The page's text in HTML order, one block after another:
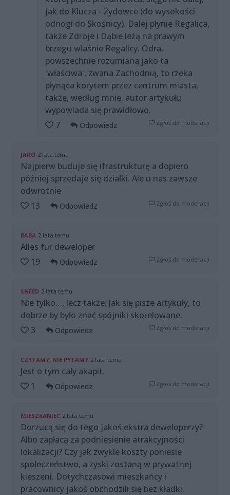
jak do Klucza - Żydowce (do wysokości
odnogi do Skośnicy). Dalej płynie Regalica,
także Zdroje i Dąbie leżą na prawym
brzegu właśnie Regalicy. Odra,
powszechnie rozumiana jako ta
'właściwa', zwana Zachodnią, to rzeka
płynąca korytem przez centrum miasta,
także, według mnie, autor artykułu
wypowiada się prawidłowo.
7
Odpowiedz Zgłoś do moderacji
JARO 2 lata temu
Najpierw buduje się ifrastrukturę a dopiero
później sprzedaje się działki. Ale u nas zawsze
odwrotnie
13
Odpowiedz Zgłoś do moderacji
BABA 2 lata temu
Alles fur deweloper
19
Odpowiedz Zgłoś do moderacji
SNEED 2 lata temu
Nie tylko…, lecz także. Jak się pisze artykuły, to
dobrze by było znać spójniki skorelowane.
3
Odpowiedz Zgłoś do moderacji
CZYTAMY, NIE PYTAMY 2 lata temu
Jest o tym cały akapit.
1
Odpowiedz Zgłoś do moderacji
MIESZKANIEC 2 lata temu
Dorzucą się do tego jakoś ekstra deweloperzy?
Albo zapłacą za podniesienie atrakcyjności
lokalizacji? Czy jak zwykle koszty poniesie
społeczeństwo, a zyski zostaną w prywatnej
kieszeni. Dotychczasowi mieszkańcy i
pracownicy jakoś obchodzili się bez kładki.